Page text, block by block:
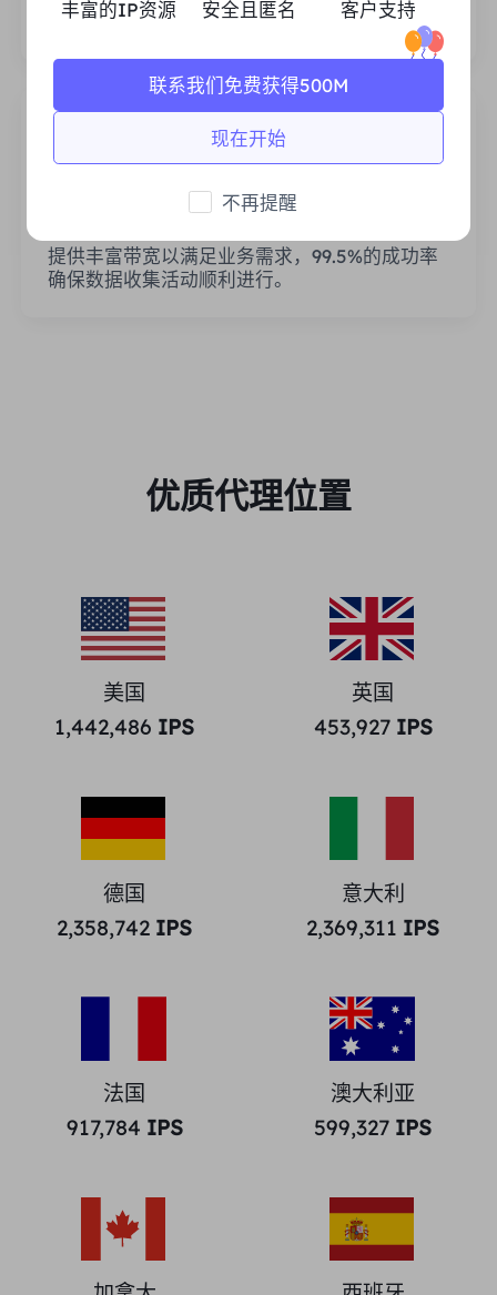
的需求。
提供丰富带宽以满足业务需求，99.5%的成功率
确保数据收集活动顺利进行。
优质代理位置
美国
1,442,486 IPS
英国
453,927IPS
德国
2,358,742 IPS
意大利
2,369,311 IPS
法国
917,784 IPS
澳大利亚
599,327 IPS
丰富的IP资源 安全且匿名 客户支持
现在开始
联系我们免费获得500M
不再提醒